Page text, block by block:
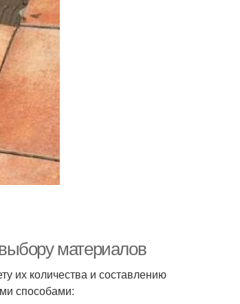
материалов
их количества и составлению
способами: